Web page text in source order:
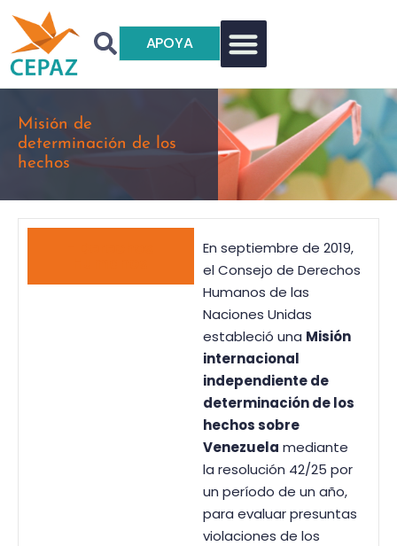
APOYA
Misión de
determinación de los
hechos
En septiembre de 2019,
el Consejo de Derechos
Humanos de las
Naciones Unidas
estableció una Misión
internacional
independiente de
determinación de los
hechos sobre
Venezuela mediante
la resolución 42/25 por
un período de un año,
para evaluar presuntas
violaciones de los